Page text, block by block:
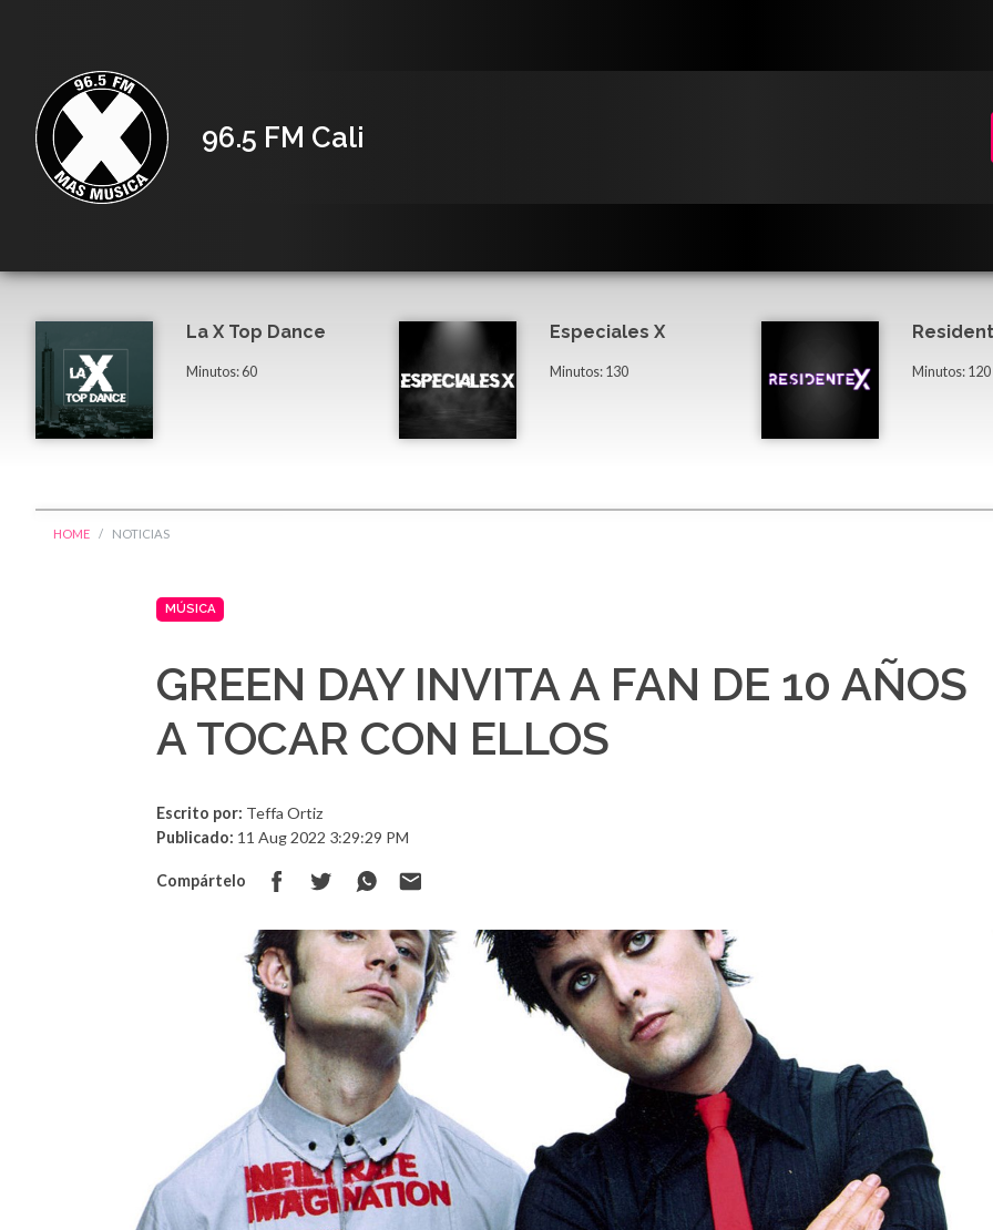
96.5 FM Cali
La X Top Dance
Minutos: 60
Especiales X
Minutos: 130 Minutos: 120
HOME NOTICIAS
MÚSICA
GREEN DAY INVITA A FAN DE 10 AÑOS
A TOCAR CON ELLOS
Escrito por: Teffa Ortiz
Publicado: 11 Aug 2022 3:29:29 PM
Compártelo